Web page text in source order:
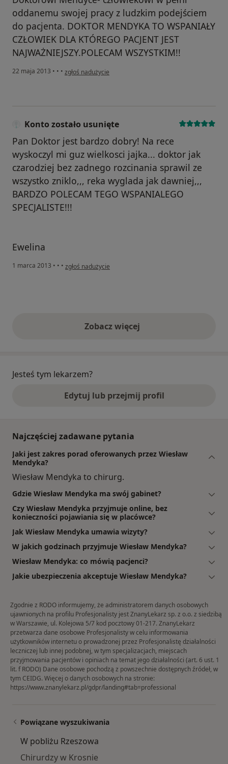
oddanemu swojej pracy z ludzkim podejściem
do pacjenta. DOKTOR MENDYKA TO WSPANIAŁY
CZŁOWIEK DLA KTÓREGO PACJENT JEST
NAJWAŻNIEJSZY.POLECAM WSZYSTKIM!!
22 maja 2013 • • • w opinii użytkownika Konto zostało usunięte
zgłoś nadużycie
Konto zostało usunięte
Pan Doktor jest bardzo dobry! Na rece
wyskoczyl mi guz wielkosci jajka... doktor jak
czarodziej bez zadnego rozcinania sprawil ze
wszystko zniklo,,, reka wyglada jak dawniej,,,
BARDZO POLECAM TEGO WSPANIALEGO
SPECJALISTE!!!
Ewelina
1 marca 2013 • • • w opinii użytkownika Konto zostało usunięte
zgłoś nadużycie
Zobacz więcejopinie powyżej
Jesteś tym lekarzem?
Edytuj lub przejmij profil
Najczęściej zadawane pytania
Jaki jest zakres porad oferowanych przez Wiesław
Mendyka?
Wiesław Mendyka to chirurg.
Gdzie Wiesław Mendyka ma swój gabinet?
Czy Wiesław Mendyka przyjmuje online, bez
konieczności pojawiania się w placówce?
Jak Wiesław Mendyka umawia wizyty?
W jakich godzinach przyjmuje Wiesław Mendyka?
Wiesław Mendyka: co mówią pacjenci?
Jakie ubezpieczenia akceptuje Wiesław Mendyka?
Zgodnie z RODO informujemy, że administratorem danych osobowych
ujawnionych na profilu Profesjonalisty jest ZnanyLekarz sp. z o.o. z siedzibą
w Warszawie, ul. Kolejowa 5/7 kod pocztowy 01-217. ZnanyLekarz
przetwarza dane osobowe Profesjonalisty w celu informowania
użytkowników internetu o prowadzonej przez Profesjonalistę działalności
leczniczej lub innej podobnej, w tym specjalizacjach, miejscach
przyjmowania pacjentów i opiniach na temat jego działalności (art. 6 ust. 1
lit. f RODO) Dane osobowe pochodzą z powszechnie dostępnych źródeł, w
tym CEIDG. Więcej o danych osobowych na stronie:
https://www.znanylekarz.pl/gdpr/landing#tab=professional
Powiązane wyszukiwania
W pobliżu Rzeszowa
Chirurdzy w Krosnie